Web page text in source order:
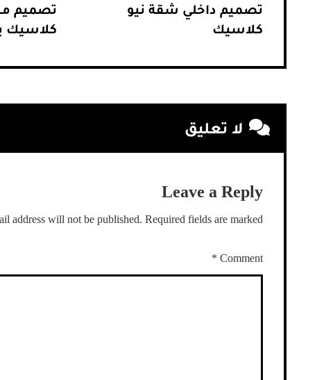
تصميم داخلي شقة نيو
كلاسيك
تصميم
كلاسيك
لا تعليق
Leave a Reply
address will not be published. Required fields are marked
Comment
*